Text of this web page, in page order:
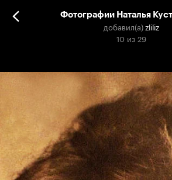
Фотографии Наталья
добавил(а)zliliz
10 из 29